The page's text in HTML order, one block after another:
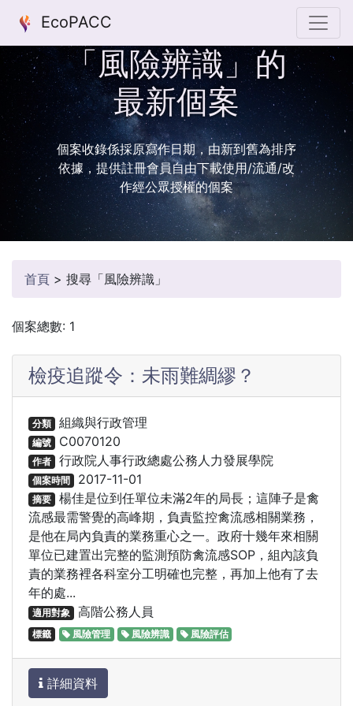
EcoPACC
「風險辨識」的
最新個案
個案收錄係採原寫作日期，由新到舊為排序
依據，提供註冊會員自由下載使用/流通/改
作經公眾授權的個案
首頁 > 搜尋「風險辨識」
個案總數: 1
檢疫追蹤令：未雨難綢繆？
分類 組織與行政管理
編號 C0070120
作者 行政院人事行政總處公務人力發展學院
個案時間 2017-11-01
摘要 楊佳是位到任單位未滿2年的局長；這陣子是禽
流感最需警覺的高峰期，負責監控禽流感相關業務，
是他在局內負責的業務重心之一。政府十幾年來相關
單位已建置出完整的監測預防禽流感SOP，組內該負
責的業務裡各科室分工明確也完整，再加上他有了去
年的處...
適用對象 高階公務人員
標籤 風險管理 風險辨識 風險評估
詳細資料